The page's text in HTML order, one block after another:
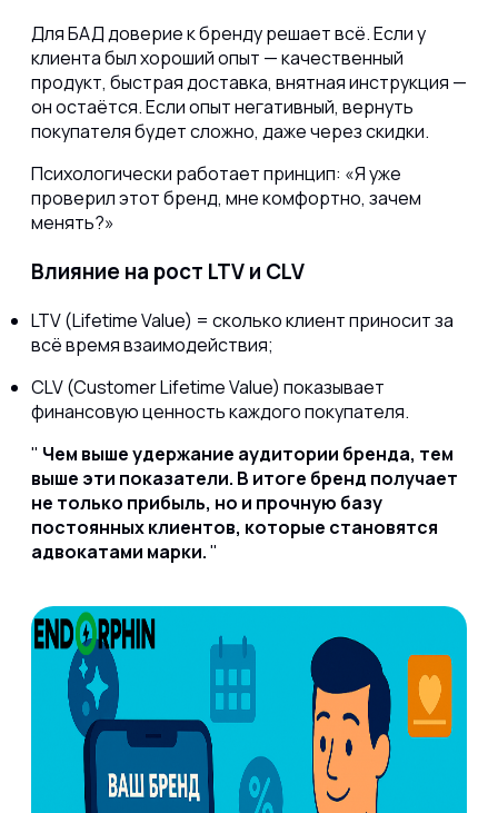
Для БАД доверие к бренду решает всё. Если у
клиента был хороший опыт — качественный
продукт, быстрая доставка, внятная инструкция —
он остаётся. Если опыт негативный, вернуть
покупателя будет сложно, даже через скидки.
Психологически работает принцип: «Я уже
проверил этот бренд, мне комфортно, зачем
менять?»
Влияние на рост LTV и CLV
LTV (Lifetime Value) = сколько клиент приносит за
всё время взаимодействия;
CLV (Customer Lifetime Value) показывает
финансовую ценность каждого покупателя.
Чем выше удержание аудитории бренда, тем
выше эти показатели. В итоге бренд получает
не только прибыль, но и прочную базу
постоянных клиентов, которые становятся
адвокатами марки.